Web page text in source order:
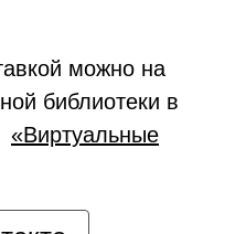
можно на
библиотеки в
«Виртуальные